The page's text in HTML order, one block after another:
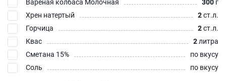
Хрен натертый
2ст.л.
Горчица
2ст.л.
Квас
2литра
Сметана 15%
по вкусу
Соль
по вкусу